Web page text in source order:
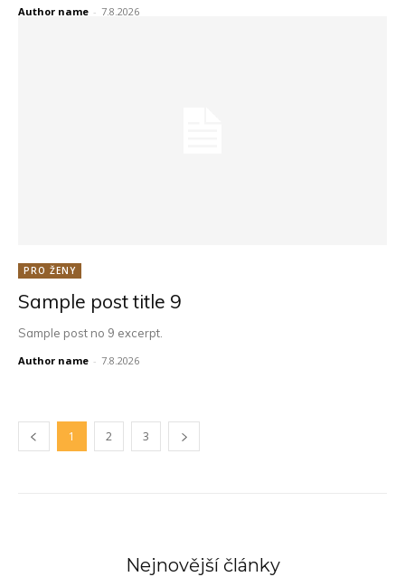
Author name - 7.8.2026
PRO ŽENY
Sample post title 9
Sample post no 9 excerpt.
Author name - 7.8.2026
1 2 3
Nejnovější články